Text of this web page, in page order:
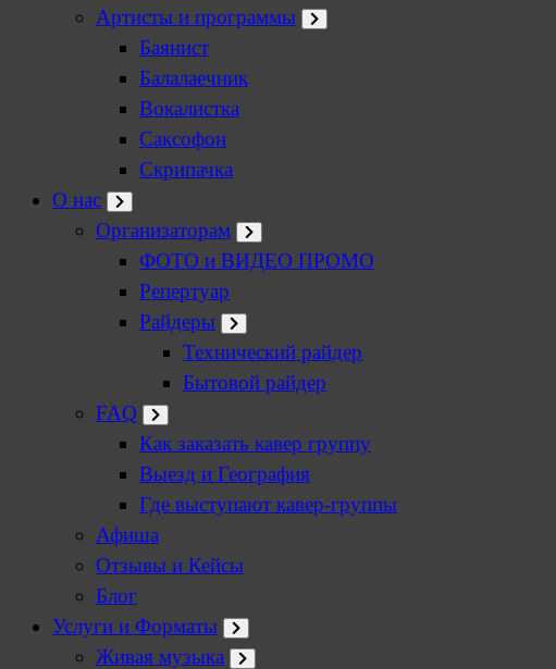
Артисты и программы
Баянист
Балалаечник
Вокалистка
Саксофон
Скрипачка
О нас
Организаторам
ФОТО и ВИДЕО ПРОМО
Репертуар
Райдеры
Технический райдер
Бытовой райдер
FAQ
Как заказать кавер группу
Выезд и География
Где выступают кавер-группы
Афиша
Отзывы и Кейсы
Блог
Услуги и Форматы
Живая музыка